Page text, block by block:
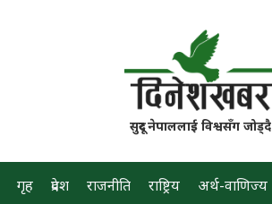
सुदूर नेपाललाई विश्वसँग जोड्दै
गृह प्रदेश राजनीति राष्ट्रिय अर्थ-वाणिज्य